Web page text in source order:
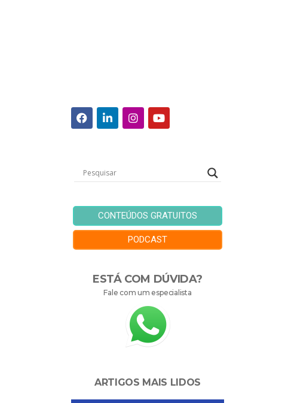
CONTEÚDOS GRATUITOS
PODCAST
ESTÁ COM DÚVIDA?
Fale com um especialista
ARTIGOS MAIS LIDOS